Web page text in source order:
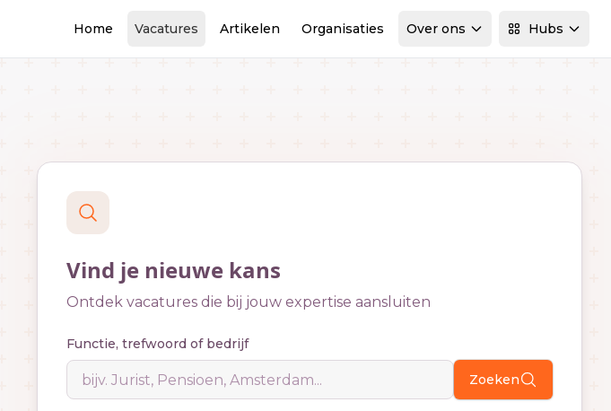
Home Vacatures Artikelen Organisaties Over ons Hubs
Vind je nieuwe kans
Ontdek vacatures die bij jouw expertise aansluiten
Functie, trefwoord of bedrijf
Zoeken